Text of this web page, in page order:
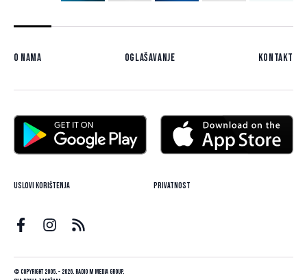
O nama Oglašavanje Kontakt
Uslovi korištenja Privatnost
© Copyright 2005. - 2026. Radio M Media Group.